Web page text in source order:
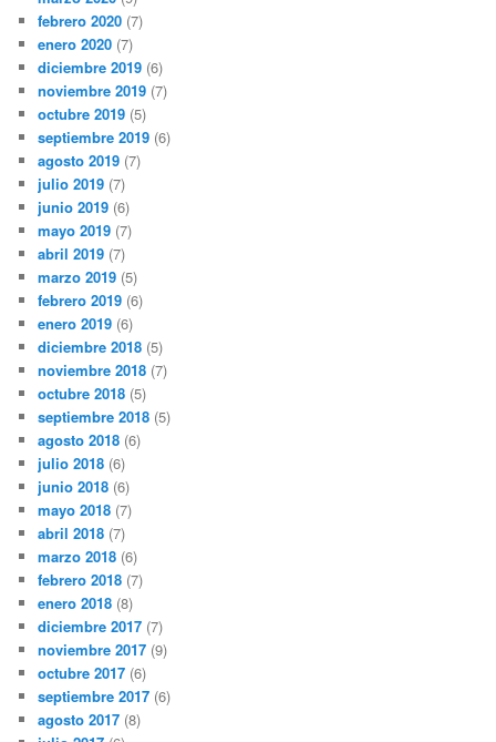
febrero 2020 (7)
enero 2020 (7)
diciembre 2019 (6)
noviembre 2019 (7)
octubre 2019 (5)
septiembre 2019 (6)
agosto 2019 (7)
julio 2019 (7)
junio 2019 (6)
mayo 2019 (7)
abril 2019 (7)
marzo 2019 (5)
febrero 2019 (6)
enero 2019 (6)
diciembre 2018 (5)
noviembre 2018 (7)
octubre 2018 (5)
septiembre 2018 (5)
agosto 2018 (6)
julio 2018 (6)
junio 2018 (6)
mayo 2018 (7)
abril 2018 (7)
marzo 2018 (6)
febrero 2018 (7)
enero 2018 (8)
diciembre 2017 (7)
noviembre 2017 (9)
octubre 2017 (6)
septiembre 2017 (6)
agosto 2017 (8)